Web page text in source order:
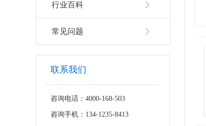
行业百科
常见问题
联系我们
咨询电话：4000-168-503
咨询手机：134-1235-8413